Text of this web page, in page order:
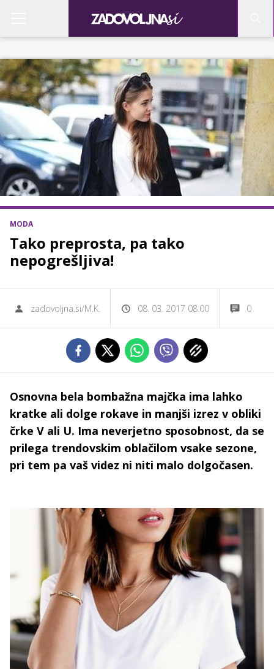
MODA
Tako preprosta, pa tako
nepogrešljiva!
zadovoljna.si/M.K. 08. 03. 2017 08.00 0
Osnovna bela bombažna majčka ima lahko
kratke ali dolge rokave in manjši izrez v obliki
črke V ali U. Ima neverjetno sposobnost, da se
prilega trendovskim oblačilom vsake sezone,
pri tem pa vaš videz ni niti malo dolgočasen.